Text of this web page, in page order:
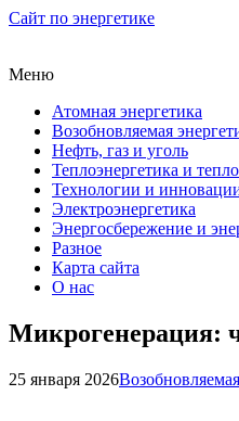
Сайт по энергетике
Меню
Атомная энергетика
Возобновляемая
Нефть, газ и уголь
Теплоэнергетика и
Технологии и
Электроэнергетика
Энергосбережение и
Разное
Карта сайта
О нас
Микрогенерация:
25 января 2026